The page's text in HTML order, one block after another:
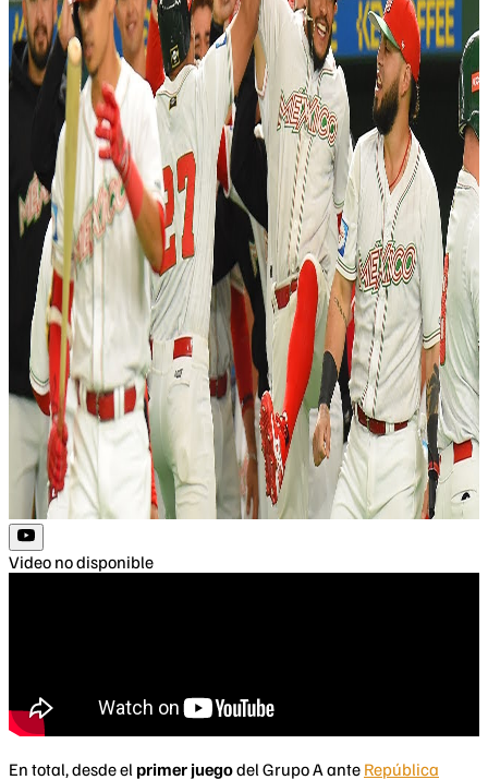
Video no disponible
En total, desde el primer juegodel Grupo A ante República